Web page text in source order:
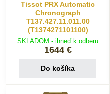
Tissot PRX Automatic
Chronograph
T137.427.11.011.00
(T1374271101100)
SKLADOM - ihneď k odberu
1644 €
Do košíka